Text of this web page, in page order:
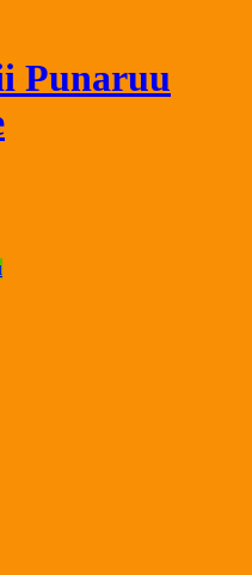
Punaruu